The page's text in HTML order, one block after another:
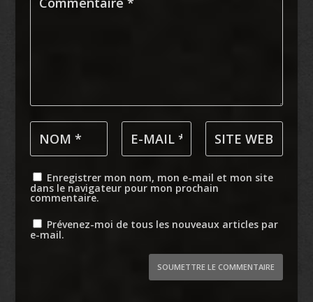
Enregistrer mon nom, mon e-mail et mon site
dans le navigateur pour mon prochain
commentaire.
Prévenez-moi de tous les nouveaux articles par
e-mail.
SOUMETTRE LE COMMENTAIRE